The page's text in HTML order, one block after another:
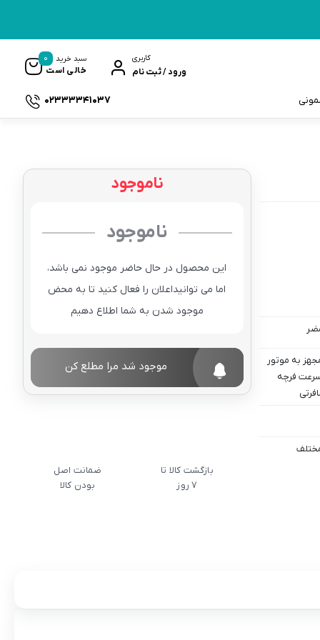
کاربری
ورود / ثبت نام
سبد خرید
خالی است
0
02333341037
به موتور
فرچه
ناموجود
ناموجود
این محصول در حال حاضر موجود نمی باشد،
اما می توانیداعلان را فعال کنید تا به محض
موجود شدن به شما اطلاع دهیم
موجود شد مرا مطلع کن
بازگشت کالا تا
7 روز
ضمانت اصل
بودن کالا